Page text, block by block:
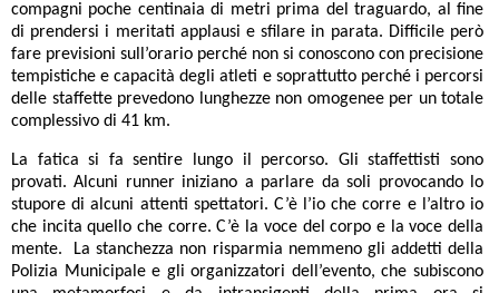
compagni poche centinaia di metri prima del traguardo, al fine
di prendersi i meritati applausi e sfilare in parata. Difficile però
fare previsioni sull’orario perché non si conoscono con precisione
tempistiche e capacità degli atleti e soprattutto perché i percorsi
delle staffette prevedono lunghezze non omogenee per un totale
complessivo di 41 km.
La fatica si fa sentire lungo il percorso. Gli staffettisti sono
provati. Alcuni runner iniziano a parlare da soli provocando lo
stupore di alcuni attenti spettatori. C’è l’io che corre e l’altro io
che incita quello che corre. C’è la voce del corpo e la voce della
mente. La stanchezza non risparmia nemmeno gli addetti della
Polizia Municipale e gli organizzatori dell’evento, che subiscono